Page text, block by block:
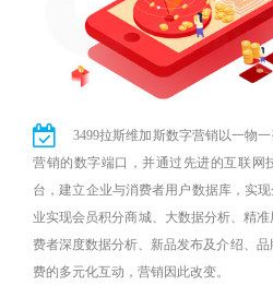
3499拉斯维加斯数字营销以一物
营销的数字端口，并通过先进的互联网
台，建立企业与消费者用户数据库，实
业实现会员积分商城、大数据分析、精
费者深度数据分析、新品发布及介绍、
费的多元化互动，营销因此改变。